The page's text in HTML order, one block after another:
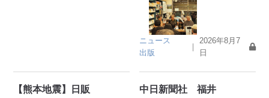
ニュース
出版
｜
2026年8月7
日
【熊本地震】日販
中日新聞社 福井